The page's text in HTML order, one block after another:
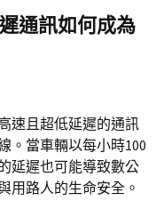
鍵
字:
通訊如何成為
速且超低延遲的通訊
。當車輛以每小時100
延遲也可能導致數公
用路人的生命安全。